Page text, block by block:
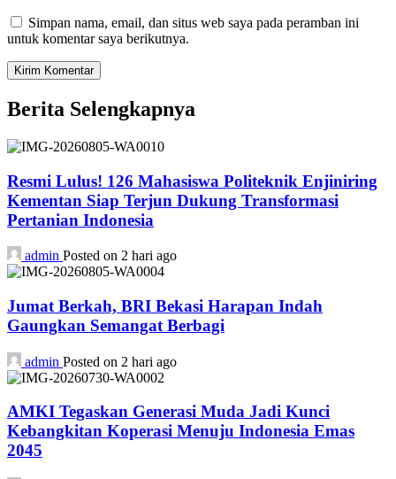
Simpan nama, email, dan situs web saya pada peramban ini
untuk komentar saya berikutnya.
Berita Selengkapnya
Resmi Lulus! 126 Mahasiswa Politeknik Enjiniring
Kementan Siap Terjun Dukung Transformasi
Pertanian Indonesia
admin Posted on 2 hari ago
Jumat Berkah, BRI Bekasi Harapan Indah
Gaungkan Semangat Berbagi
admin Posted on 2 hari ago
AMKI Tegaskan Generasi Muda Jadi Kunci
Kebangkitan Koperasi Menuju Indonesia Emas
2045